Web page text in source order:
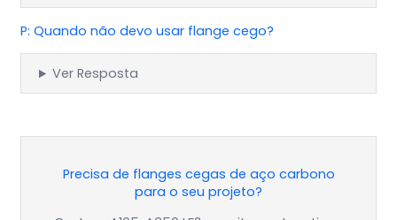
P: Quando não devo usar flange cego?
Ver Resposta
Precisa de flanges cegas de aço carbono
para o seu projeto?
ZH_TW